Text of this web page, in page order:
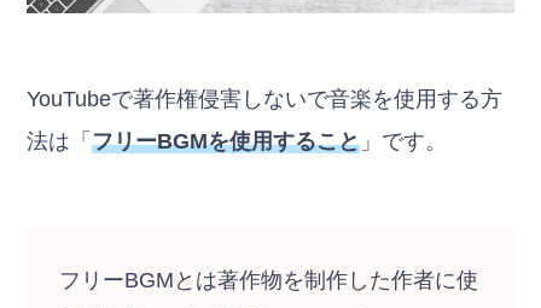
YouTubeで著作権侵害しないで音楽を使用する方
法は「フリーBGMを使用すること 」です。
フリーBGMとは著作物を制作した作者に使